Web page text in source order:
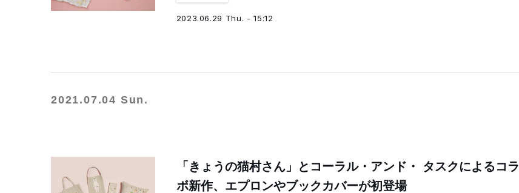
2023.06.29 Thu. - 15:12
2021.07.04 Sun.
「きょうの猫村さん」とコーラル・アンド・ タスクによるコラ
ボ新作、エプロンやブックカバーが初登場